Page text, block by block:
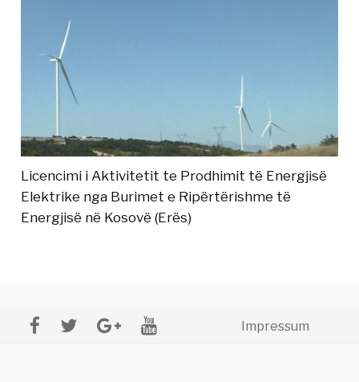
Licencimi i Aktivitetit te Prodhimit të Energjisë
Elektrike nga Burimet e Ripërtërishme të
Energjisë në Kosovë (Erës)
Impressum